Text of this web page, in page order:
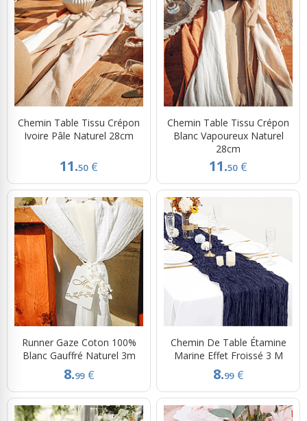
Chemin Table Tissu Crépon
Ivoire Pâle Naturel 28cm
11.50 €
Chemin Table Tissu Crépon
Blanc Vapoureux Naturel
28cm
11.50 €
Runner Gaze Coton 100%
Blanc Gauffré Naturel 3m
8.99 €
Chemin De Table Étamine
Marine Effet Froissé 3 M
8.99 €